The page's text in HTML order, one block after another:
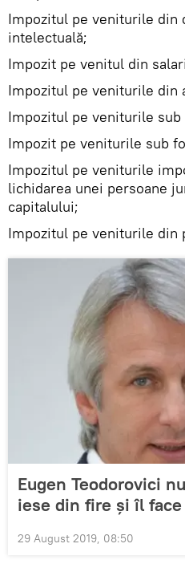
Impozitul pe veniturile din
intelectuală;
Impozit pe venitul din
Impozitul pe veniturile din
Impozitul pe veniturile sub
Impozit pe veniturile sub
Impozitul pe veniturile
lichidarea unei persoane
capitalului;
Impozitul pe veniturile din
Eugen Teodorovici
iese din fire și îl
29 August 2019, 08:50